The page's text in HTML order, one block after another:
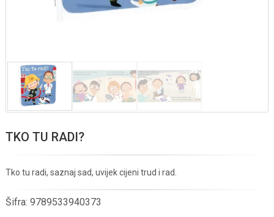
TKO TU RADI?
Tko tu radi, saznaj sad, uvijek cijeni trud i rad.
Šifra: 9789533940373